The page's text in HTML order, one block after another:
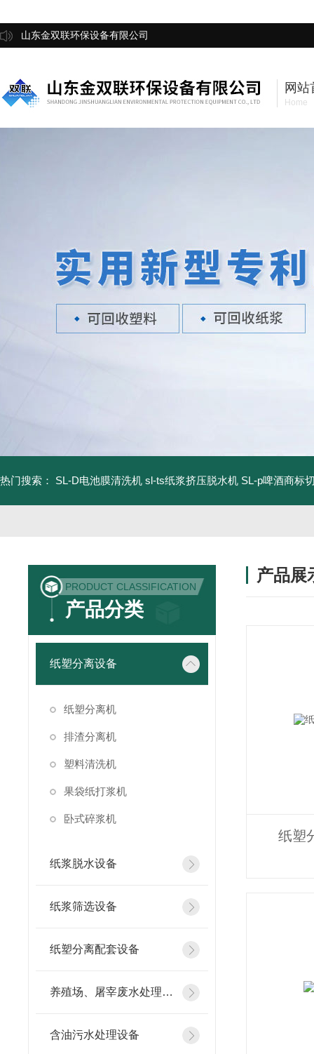
山东金双联环保设备有限公司
网站
Home
热门搜索： SL-D电池膜清洗机 sl-ts纸浆挤压脱水机 SL-p啤酒商标
PRODUCT CLASSIFICATION
产品分类
纸塑分离设备
纸塑分离机
排渣分离机
塑料清洗机
果袋纸打浆机
卧式碎浆机
纸浆脱水设备
纸浆筛选设备
纸塑分离配套设备
养殖场、屠宰废水处理设备
含油污水处理设备
产品展
纸塑